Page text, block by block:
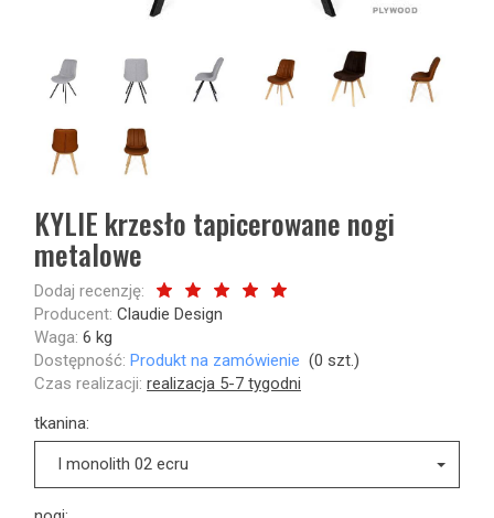
KYLIE krzesło tapicerowane nogi
metalowe
Dodaj recenzję:
Producent: Claudie Design
Waga: 6 kg
Dostępność: Produkt na zamówienie (0 szt.)
Czas realizacji: realizacja 5-7 tygodni
tkanina:
I monolith 02 ecru